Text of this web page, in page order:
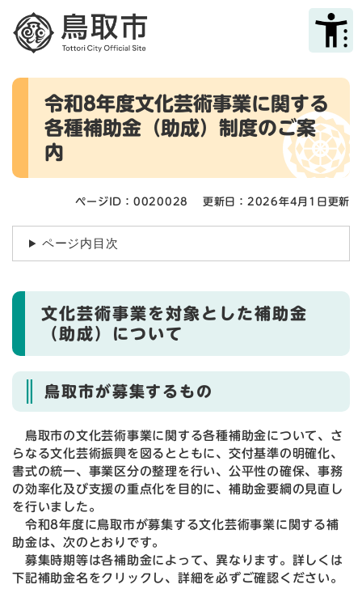
メニューを飛ばして本文へ
本
令和8年度文化芸術事業に関する
各種補助金（助成）制度のご案
内
ページID：0020028 更新日：2026年4月1日更新
ページ内目次
文化芸術事業を対象とした補助金
（助成）について
鳥取市が募集するもの
鳥取市の文化芸術事業に関する各種補助金について、さ
らなる文化芸術振興を図るとともに、交付基準の明確化、
書式の統一、事業区分の整理を行い、公平性の確保、事務
の効率化及び支援の重点化を目的に、補助金要綱の見直し
を行いました。
令和8年度に鳥取市が募集する文化芸術事業に関する補
助金は、次のとおりです。
募集時期等は各補助金によって、異なります。詳しくは
下記補助金名をクリックし、詳細を必ずご確認ください。